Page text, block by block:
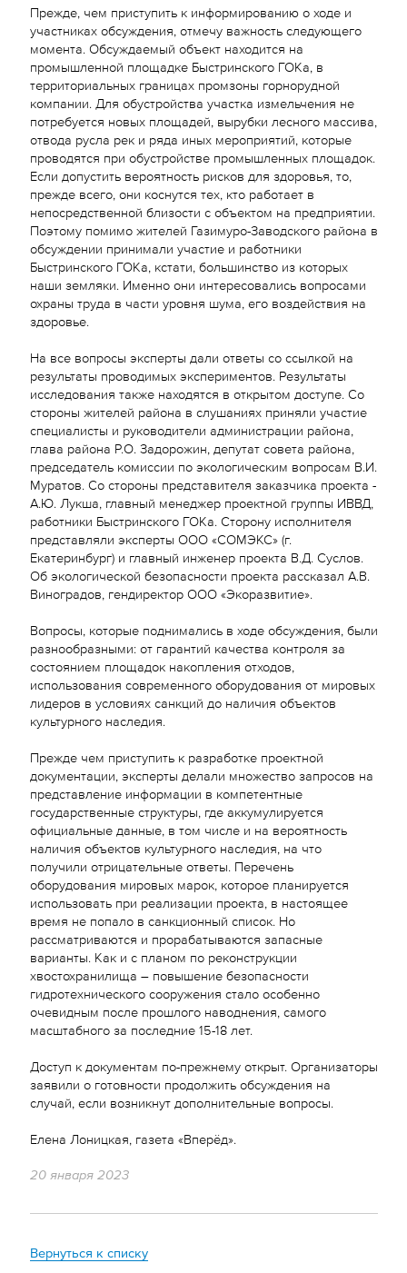
Прежде, чем приступить к информированию о ходе и
участниках обсуждения, отмечу важность следующего
момента. Обсуждаемый объект находится на
промышленной площадке Быстринского ГОКа, в
территориальных границах промзоны горнорудной
компании. Для обустройства участка измельчения не
потребуется новых площадей, вырубки лесного массива,
отвода русла рек и ряда иных мероприятий, которые
проводятся при обустройстве промышленных площадок.
Если допустить вероятность рисков для здоровья, то,
прежде всего, они коснутся тех, кто работает в
непосредственной близости с объектом на предприятии.
Поэтому помимо жителей Газимуро-Заводского района в
обсуждении принимали участие и работники
Быстринского ГОКа, кстати, большинство из которых
наши земляки. Именно они интересовались вопросами
охраны труда в части уровня шума, его воздействия на
здоровье.
На все вопросы эксперты дали ответы со ссылкой на
результаты проводимых экспериментов. Результаты
исследования также находятся в открытом доступе. Со
стороны жителей района в слушаниях приняли участие
специалисты и руководители администрации района,
глава района Р.О. Задорожин, депутат совета района,
председатель комиссии по экологическим вопросам В.И.
Муратов. Со стороны представителя заказчика проекта -
А.Ю. Лукша, главный менеджер проектной группы ИВВД,
работники Быстринского ГОКа. Сторону исполнителя
представляли эксперты ООО «СОМЭКС» (г.
Екатеринбург) и главный инженер проекта В.Д. Суслов.
Об экологической безопасности проекта рассказал А.В.
Виноградов, гендиректор ООО «Экоразвитие».
Вопросы, которые поднимались в ходе обсуждения, были
разнообразными: от гарантий качества контроля за
состоянием площадок накопления отходов,
использования современного оборудования от мировых
лидеров в условиях санкций до наличия объектов
культурного наследия.
Прежде чем приступить к разработке проектной
документации, эксперты делали множество запросов на
представление информации в компетентные
государственные структуры, где аккумулируется
официальные данные, в том числе и на вероятность
наличия объектов культурного наследия, на что
получили отрицательные ответы. Перечень
оборудования мировых марок, которое планируется
использовать при реализации проекта, в настоящее
время не попало в санкционный список. Но
рассматриваются и прорабатываются запасные
варианты. Как и с планом по реконструкции
хвостохранилища – повышение безопасности
гидротехнического сооружения стало особенно
очевидным после прошлого наводнения, самого
масштабного за последние 15-18 лет.
Доступ к документам по-прежнему открыт. Организаторы
заявили о готовности продолжить обсуждения на
случай, если возникнут дополнительные вопросы.
Елена Лоницкая, газета «Вперёд».
20 января 2023
Вернуться к списку